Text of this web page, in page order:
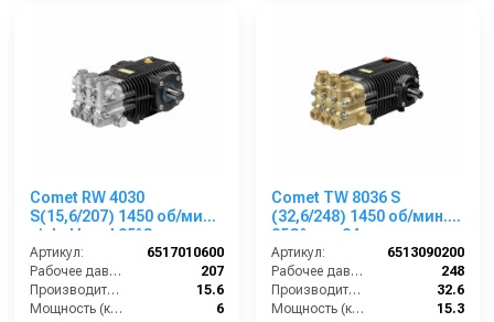
Comet RW 4030
S(15,6/207) 1450 об/мин.
nickel head 85°C вал
24мм
Артикул:
6517010600
Рабочее давление (бар):
207
Производительность (л/мин):
15.6
Мощность (кВт):
6
Comet TW 8036 S
(32,6/248) 1450 об/мин.
85C° вал 24 мм
Артикул:
6513090200
Рабочее давление (бар):
248
Производительность (л/мин):
32.6
Мощность (кВт):
15.3